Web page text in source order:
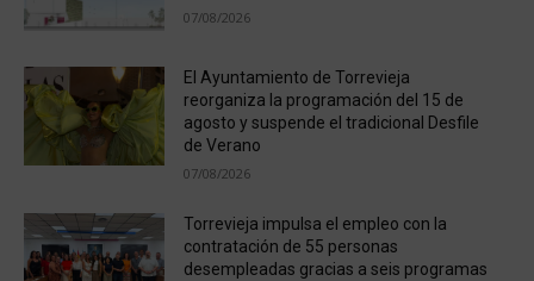
07/08/2026
El Ayuntamiento de Torrevieja
reorganiza la programación del 15 de
agosto y suspende el tradicional Desfile
de Verano
07/08/2026
Torrevieja impulsa el empleo con la
contratación de 55 personas
desempleadas gracias a seis programas